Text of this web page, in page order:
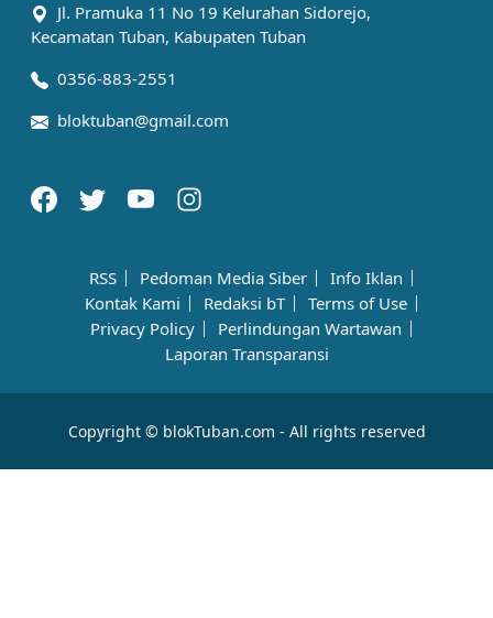
Jl. Pramuka 11 No 19 Kelurahan Sidorejo,
Kecamatan Tuban, Kabupaten Tuban
0356-883-2551
bloktuban@gmail.com
RSS Pedoman Media Siber
Info Iklan
Kontak Kami
Redaksi bT
Terms of Use
Privacy Policy
Perlindungan Wartawan
Laporan Transparansi
Copyright © blokTuban.com - All rights reserved